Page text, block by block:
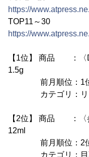
https://
TOP11～30
https://
【1位】 商品 ：〈
1.5g
前月順位：1
カテゴリ：リッ
【2位】 商品 ：
12ml
前月順位：2
カテゴリ：目